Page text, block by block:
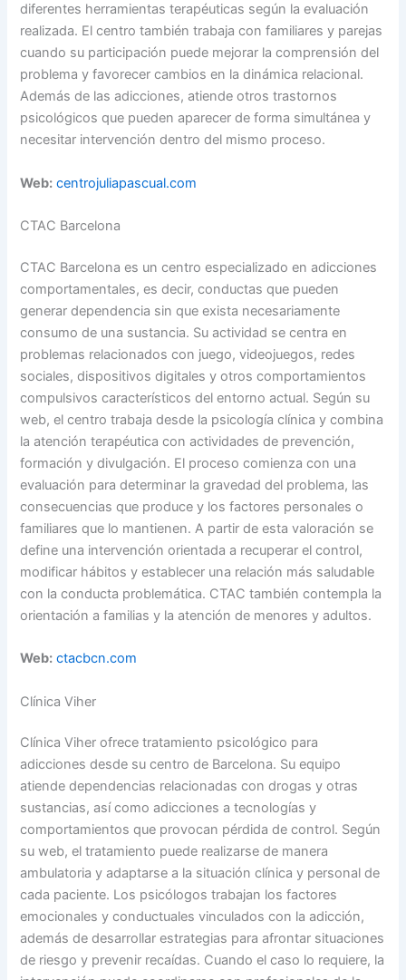
diferentes herramientas terapéuticas según la evaluación
realizada. El centro también trabaja con familiares y parejas
cuando su participación puede mejorar la comprensión del
problema y favorecer cambios en la dinámica relacional.
Además de las adicciones, atiende otros trastornos
psicológicos que pueden aparecer de forma simultánea y
necesitar intervención dentro del mismo proceso.
Web: centrojuliapascual.com
CTAC Barcelona
CTAC Barcelona es un centro especializado en adicciones
comportamentales, es decir, conductas que pueden
generar dependencia sin que exista necesariamente
consumo de una sustancia. Su actividad se centra en
problemas relacionados con juego, videojuegos, redes
sociales, dispositivos digitales y otros comportamientos
compulsivos característicos del entorno actual. Según su
web, el centro trabaja desde la psicología clínica y combina
la atención terapéutica con actividades de prevención,
formación y divulgación. El proceso comienza con una
evaluación para determinar la gravedad del problema, las
consecuencias que produce y los factores personales o
familiares que lo mantienen. A partir de esta valoración se
define una intervención orientada a recuperar el control,
modificar hábitos y establecer una relación más saludable
con la conducta problemática. CTAC también contempla la
orientación a familias y la atención de menores y adultos.
Web: ctacbcn.com
Clínica Viher
Clínica Viher ofrece tratamiento psicológico para
adicciones desde su centro de Barcelona. Su equipo
atiende dependencias relacionadas con drogas y otras
sustancias, así como adicciones a tecnologías y
comportamientos que provocan pérdida de control. Según
su web, el tratamiento puede realizarse de manera
ambulatoria y adaptarse a la situación clínica y personal de
cada paciente. Los psicólogos trabajan los factores
emocionales y conductuales vinculados con la adicción,
además de desarrollar estrategias para afrontar situaciones
de riesgo y prevenir recaídas. Cuando el caso lo requiere, la